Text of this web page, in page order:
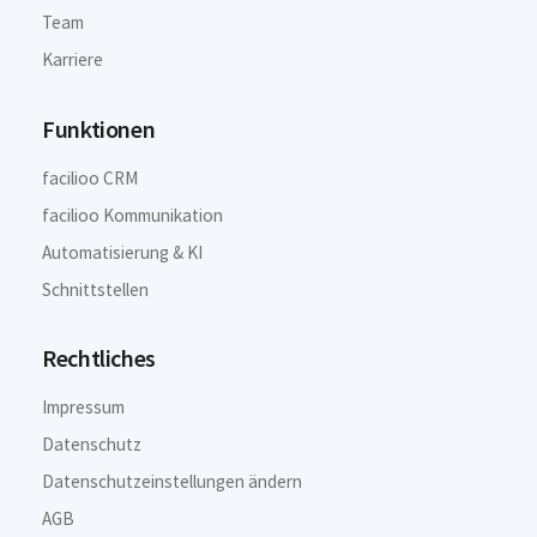
Team
Karriere
Funktionen
facilioo CRM
facilioo Kommunikation
Automatisierung & KI
Schnittstellen
Rechtliches
Impressum
Datenschutz
Datenschutzeinstellungen ändern
AGB